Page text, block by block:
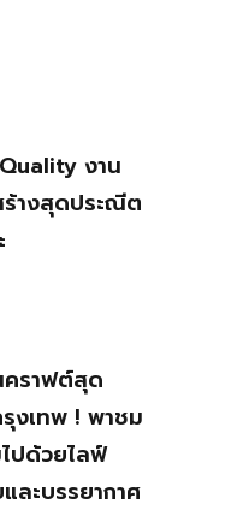
งาน
างสุดประณีต
คราฟต์สุด
งเทพ ! พาชม
ปด้วยไลฟ์
ละบรรยากาศ